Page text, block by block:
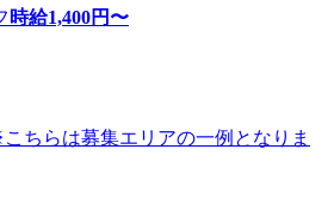
時給1,400円〜
ちらは募集エリアの一例となりま